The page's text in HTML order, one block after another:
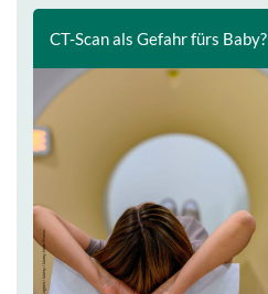
CT-Scan als Gefahr fürs Baby?